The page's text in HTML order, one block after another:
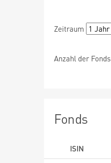
Zeitraum
Anzahl der Fonds
Fonds
ISIN